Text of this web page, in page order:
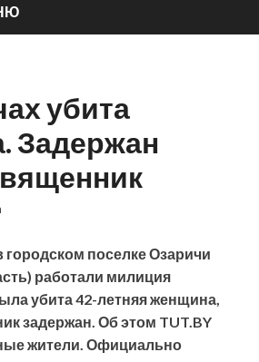
убита
Задержан
городском поселке Озаричи
работали милиция
убита 42-летняя женщина,
задержан. Об этом TUT.BY
жители. Официально